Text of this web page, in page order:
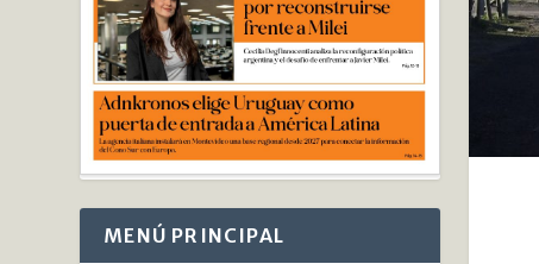
MENÚ PRINCIPAL